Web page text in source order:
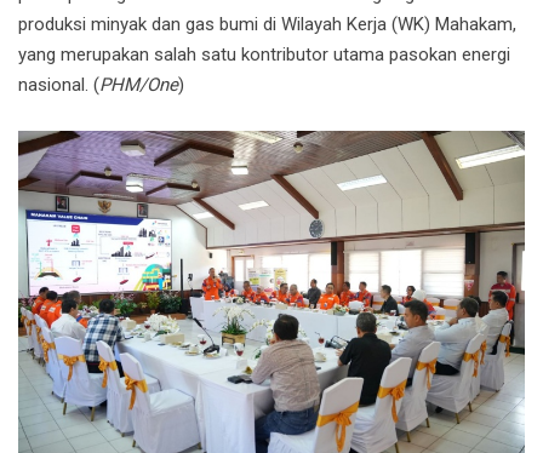
produksi minyak dan gas bumi di Wilayah Kerja (WK) Mahakam,
yang merupakan salah satu kontributor utama pasokan energi
nasional. (PHM/One)